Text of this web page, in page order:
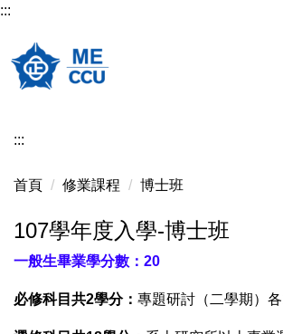
跳
主
要
區
:::
:::
首頁 修業課程 博士班
107學年度入學-博士班
一般生畢業學分數：20
必修科目共2學分： 專題研討（二學期）